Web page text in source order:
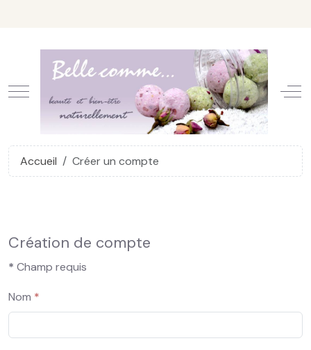
Mobile Menu Toggle
Accueil Créer un compte
Création de compte
* Champ requis
Nom *